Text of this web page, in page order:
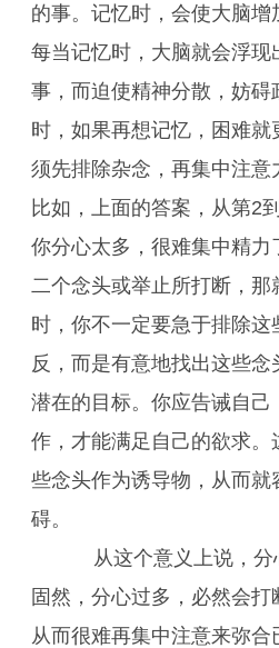
的事。记忆时，会使大脑增
每当记忆时，大脑就会浮现
事，而迫使精神分散，妨
时，如果再想记忆，困难
须先排除杂念，再集中注意
比如，上面的答案，从第2
你分心太多，很难集中精力
二个念头或举止所打断，
时，你不一定要急于排除这
反，而是有意地找出这些念
潜在的目标。你应告诫自己
作，才能满足自己的欲求
些念头作为诱导物，从而
碍。
从这个意义上说，分
固然，分心过多，必然会打
从而很难再集中注意来弥合